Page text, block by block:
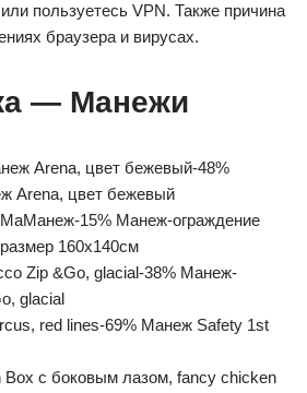
пользуетесь VPN. Также причина
браузера и вирусах.
— Манежи
-48%
Arena, цвет бежевый
-15% Манеж-ограждение
160х140см
-38% Манеж-
glacial
-69% Манеж Safety 1st